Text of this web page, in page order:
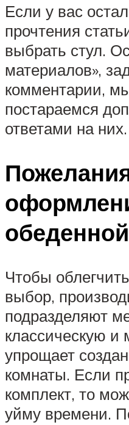
Если у вас
прочтения
выбрать стул.
материалов»,
комментарии,
постараемся
ответами на них.
Чтобы
выбор,
подразделяют
классическую и
упрощает
комнаты. Если
комплект, то
уйму времени.